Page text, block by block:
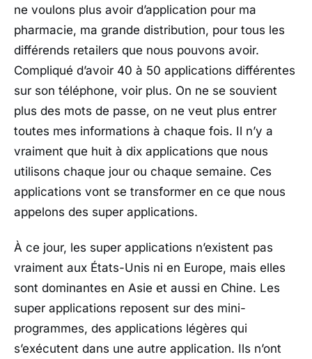
ne voulons plus avoir d’application pour ma
pharmacie, ma grande distribution, pour tous les
différends retailers que nous pouvons avoir.
Compliqué d’avoir 40 à 50 applications différentes
sur son téléphone, voir plus. On ne se souvient
plus des mots de passe, on ne veut plus entrer
toutes mes informations à chaque fois. Il n’y a
vraiment que huit à dix applications que nous
utilisons chaque jour ou chaque semaine. Ces
applications vont se transformer en ce que nous
appelons des super applications.
À ce jour, les super applications n’existent pas
vraiment aux États-Unis ni en Europe, mais elles
sont dominantes en Asie et aussi en Chine. Les
super applications reposent sur des mini-
programmes, des applications légères qui
s’exécutent dans une autre application. Ils n’ont